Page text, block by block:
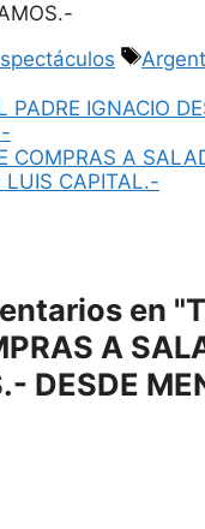
PADRE IGNACIO
COMPRAS A
LUIS CAPITAL.-
en
A
DESDE